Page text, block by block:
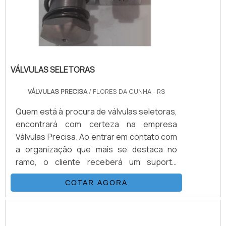
VÁLVULAS SELETORAS
VÁLVULAS PRECISA/ FLORES DA CUNHA - RS
Quem está à procura de válvulas seletoras,
encontrará com certeza na empresa
Válvulas Precisa. Ao entrar em contato com
a organização que mais se destaca no
ramo, o cliente receberá um suporte
completo para sanar eventuais dúvidas
sobre o produto a ser adquirido.Quando o
quesito é válvulas seletoras, com a melhor
COTAR AGORA